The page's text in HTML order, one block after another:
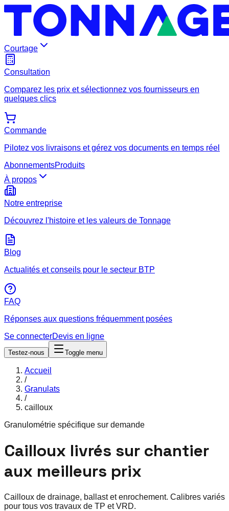
Courtage
Consultation
Comparez les prix et sélectionnez vos fournisseurs en
quelques clics
Commande
Pilotez vos livraisons et gérez vos documents en temps réel
AbonnementsProduits
À propos
Notre entreprise
Découvrez l'histoire et les valeurs de Tonnage
Blog
Actualités et conseils pour le secteur BTP
FAQ
Réponses aux questions fréquemment posées
Se connecterDevis en ligne
Testez-nous Toggle menu
Accueil
/
Granulats
/
cailloux
Granulométrie spécifique sur demande
Cailloux livrés sur chantier
aux meilleurs prix
Cailloux de drainage, ballast et enrochement. Calibres variés
pour tous vos travaux de TP et VRD.